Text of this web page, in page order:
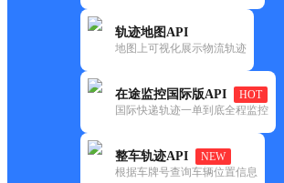
轨迹地图API
地图上可视化展示物流轨迹
在途监控国际版API
HOT
国际快递轨迹一单到底全程监控
整车轨迹API
NEW
根据车牌号查询车辆位置信息
德邦
德钦县燕门乡合
更新时间：2022-07-12